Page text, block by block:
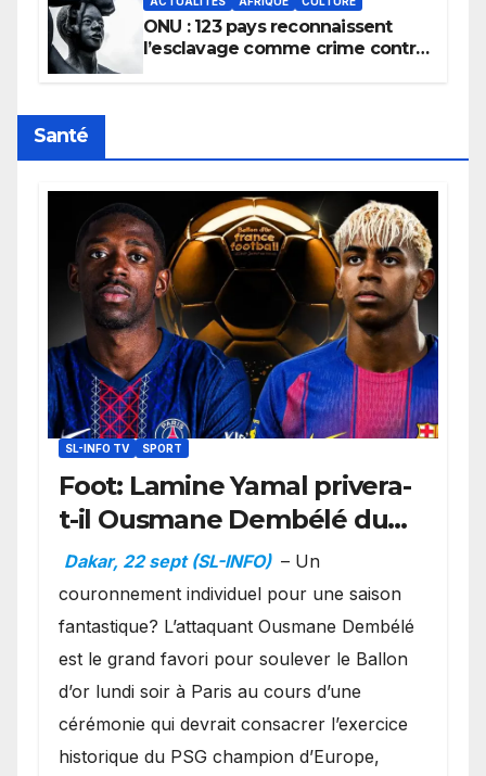
ONU : 123 pays reconnaissent
l’esclavage comme crime contre
Santé
SL-INFO TV SPORT
Foot: Lamine Yamal privera-
t-il Ousmane Dembélé du
Ballon d’or ?
Dakar, 22 sept (SL-INFO) – Un
couronnement individuel pour une saison
fantastique? L’attaquant Ousmane Dembélé
est le grand favori pour soulever le Ballon
d’or lundi soir à Paris au cours d’une
cérémonie qui devrait consacrer l’exercice
historique du PSG champion d’Europe,